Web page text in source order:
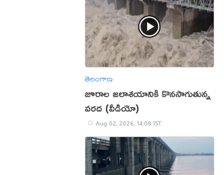
తెలంగాణ
జూరాల జలాశయానికి కొనసాగుతున్న
వరద (వీడియో)
Aug 02, 2026, 14:08 IST